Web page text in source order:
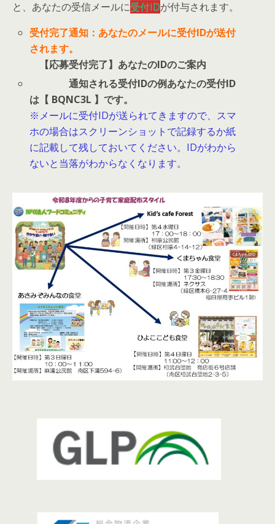
と、あなたの受信メールに受付IDが付与されます。
受付完了通知：あなたのメールに受付IDが送付
されます。
【応募受付完了】あなたのIDのご案内
通知される受付IDの例あなたの受付ID
は【 BQNC3L 】です。
※メールに受付IDが送られてきますので、スマ
ホの場合はスクリーンショットで記録するか紙
に記載して残しておいてください。IDがわから
ないと当落がわからなくなります。